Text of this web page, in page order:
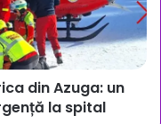
din Azuga: un
la spital